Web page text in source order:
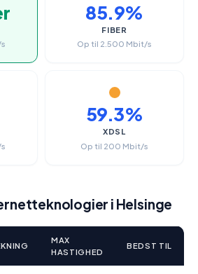
85.9%
FIBER
Op til 2.500 Mbit/s
59.3%
XDSL
Op til 200 Mbit/s
i Helsinge
MAX
HASTIGHED
BEDST TIL